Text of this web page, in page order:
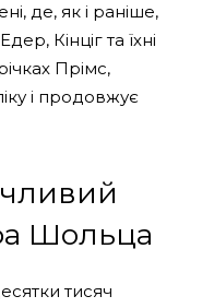
де, як і раніше,
Кінціг та їхні
Прімс,
і продовжує
Шольца
тисяч